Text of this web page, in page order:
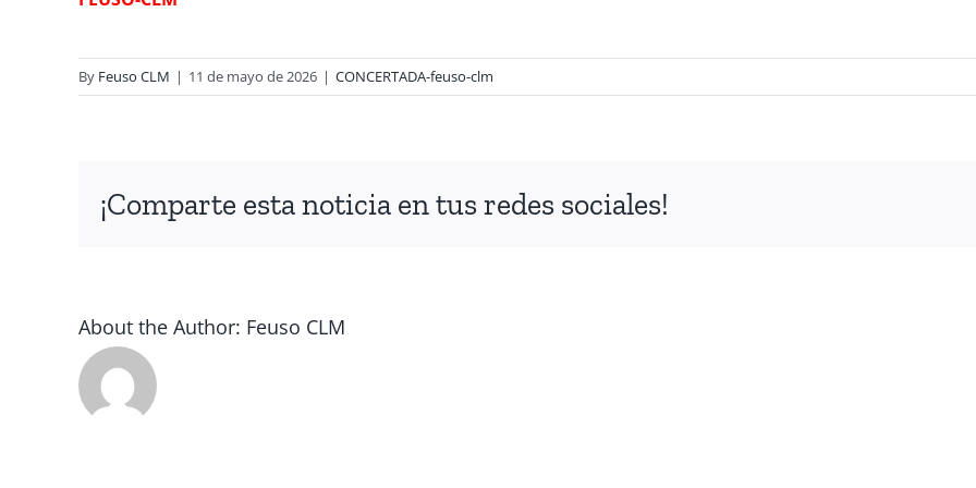
By Feuso CLM | 11 de mayo de 2026 | CONCERTADA-feuso-clm
¡Comparte esta noticia en tus redes sociales!
About the Author: Feuso CLM